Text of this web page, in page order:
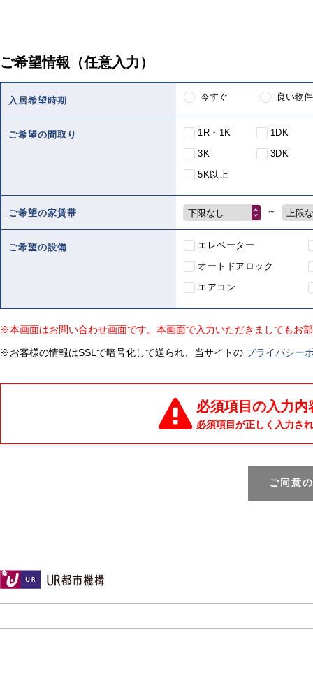
ご希望情報（任意入力）
入居希望時期 今すぐ 良い物
ご希望の間取り 1R・1K
1DK
3K
3DK
5K以上
ご希望の家賃帯 下限なし ～ 上限
ご希望の設備
エレベーター
オートドアロック
エアコン
※本画面はお問い合わせ画面です。本画面で入力いただきましてもお
※お客様の情報はSSLで暗号化して送られ、当サイトの プライバシー
必須項目の入力
必須項目が正しく入力さ
ご同意